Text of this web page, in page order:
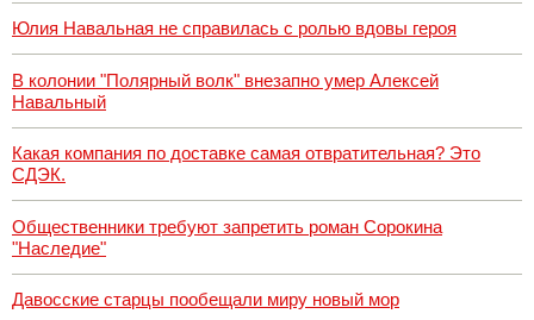
Юлия Навальная не справилась с ролью вдовы героя
В колонии "Полярный волк" внезапно умер Алексей
Навальный
Какая компания по доставке самая отвратительная? Это
СДЭК.
Общественники требуют запретить роман Сорокина
"Наследие"
Давосские старцы пообещали миру новый мор